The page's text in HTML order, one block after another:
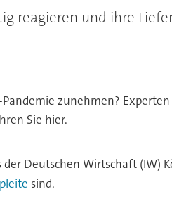
reagieren und ihre
zunehmen?
Sie hier.
Deutschen Wirtschaft (IW)
sind.